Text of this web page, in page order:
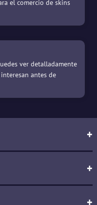
el comercio de skins
ver detalladamente
antes de
+
+
+